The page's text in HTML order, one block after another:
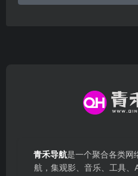
青禾导航是一个聚合各类网
航，集观影、音乐、工具、